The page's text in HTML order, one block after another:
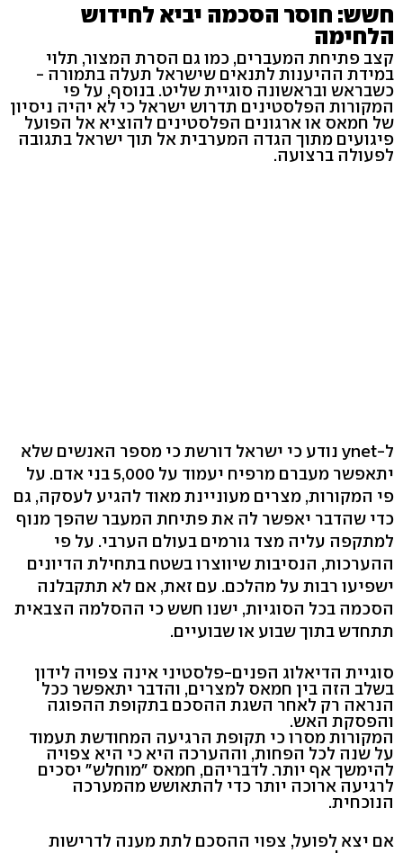
חשש: חוסר הסכמה יביא לחידוש
הלחימה
קצב פתיחת המעברים, כמו גם הסרת המצור, תלוי
במידת ההיענות לתנאים שישראל תעלה בתמורה -
כשבראש ובראשונה סוגיית שליט. בנוסף, על פי
המקורות הפלסטינים תדרוש ישראל כי לא יהיה ניסיון
של חמאס או ארגונים הפלסטינים להוציא אל הפועל
פיגועים מתוך הגדה המערבית אל תוך ישראל בתגובה
לפעולה ברצועה.
ל-ynet נודע כי ישראל דורשת כי מספר האנשים שלא
יתאפשר מעברם מרפיח יעמוד על 5,000 בני אדם. על
פי המקורות, מצרים מעוניינת מאוד להגיע לעסקה, גם
כדי שהדבר יאפשר לה את פתיחת המעבר שהפך מנוף
למתקפה עליה מצד גורמים בעולם הערבי. על פי
ההערכות, הנסיבות שיווצרו בשטח בתחילת הדיונים
ישפיעו רבות על מהלכם. עם זאת, אם לא תתקבלנה
הסכמה בכל הסוגיות, ישנו חשש כי ההסלמה הצבאית
תתחדש בתוך שבוע או שבועיים.
סוגיית הדיאלוג הפנים-פלסטיני אינה צפויה לידון
בשלב הזה בין חמאס למצרים, והדבר יתאפשר ככל
הנראה רק לאחר השגת ההסכם בתקופת ההפוגה
והפסקת האש.
המקורות מסרו כי תקופת הרגיעה המחודשת תעמוד
על שנה לכל הפחות, וההערכה היא כי היא צפויה
להימשך אף יותר. לדבריהם, חמאס "מוחלש" יסכים
לרגיעה ארוכה יותר כדי להתאושש מהמערכה
הנוכחית.
אם יצא לפועל, צפוי ההסכם לתת מענה לדרישות